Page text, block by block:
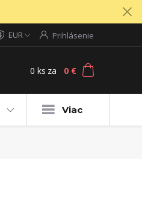
EUR Prihlásenie
0 ks za 0 €
Viac